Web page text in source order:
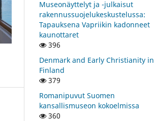
Museonäyttelyt ja -julkaisut
rakennussuojelukeskustelussa:
Tapauksena Vapriikin kadonneet
kaunottaret
396
Denmark and Early Christianity in
Finland
379
Romanipuvut Suomen
kansallismuseon kokoelmissa
360